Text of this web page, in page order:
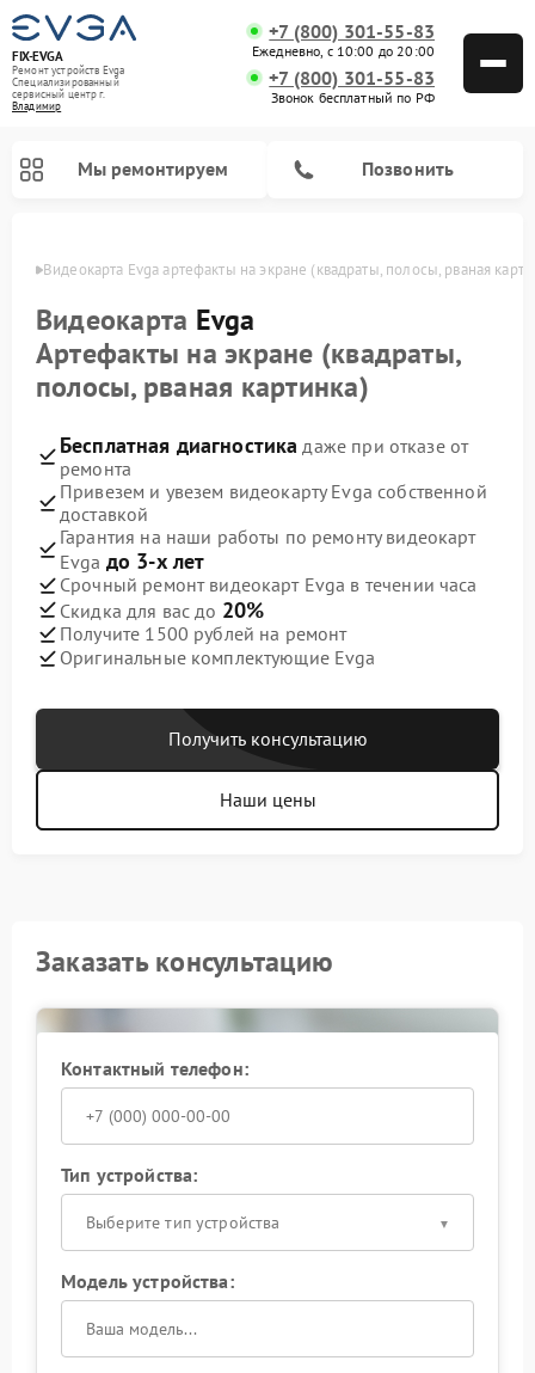
FIX-EVGA
Ремонт устройств Evga
Специализированный
cервисный центр г.
Владимир
+7 (800) 301-55-83
Ежедневно, с 10:00 до 20:00
+7 (800) 301-55-83
Звонок бесплатный по РФ
Мы ремонтируем Позвонить
Видеокарта Evga артефакты на экране (квадраты, полосы, рваная
Видеокарта Evga
Артефакты на экране (квадраты,
полосы, рваная картинка)
Бесплатная диагностика даже при отказе от
ремонта
Привезем и увезем видеокарту Evga собственной
доставкой
Гарантия на наши работы по ремонту видеокарт
Evga до 3-х лет
Срочный ремонт видеокарт Evga в течении часа
Скидка для вас до 20%
Получите 1500 рублей на ремонт
Оригинальные комплектующие Evga
Получить консультацию
Наши цены
Заказать консультацию
Контактный телефон:
Тип устройства:
Выберите тип устройства
Модель устройства: